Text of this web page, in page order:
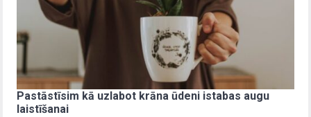
Pastāstīsim kā uzlabot krāna ūdeni istabas augu
laistīšanai